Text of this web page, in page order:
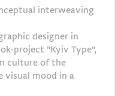
interweaving
designer in
project "Kyiv Type",
culture of the
visual mood in a